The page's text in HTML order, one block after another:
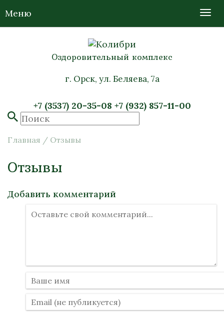
Оздоровительный комплекс
г. Орск, ул. Беляева, 7а
+7 (3537) 20-35-08 +7 (932) 857-11-00
Меню
Главная / Отзывы
Отзывы
Добавить комментарий